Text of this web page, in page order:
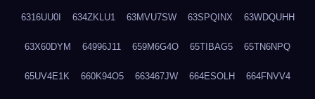
6316UU0I 634ZKLU1 63MVU7SW 63SPQINX 63WDQUHH
63X60DYM 64996J11 659M6G4O 65TIBAG5 65TN6NPQ
65UV4E1K 660K94O5 663467JW 664ESOLH 664FNVV4